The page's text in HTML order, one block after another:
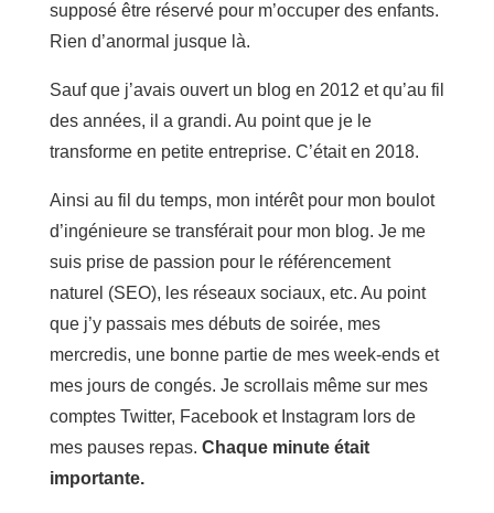
supposé être réservé pour m’occuper des enfants.
Rien d’anormal jusque là.
Sauf que j’avais ouvert un blog en 2012 et qu’au fil
des années, il a grandi. Au point que je le
transforme en petite entreprise. C’était en 2018.
Ainsi au fil du temps, mon intérêt pour mon boulot
d’ingénieure se transférait pour mon blog. Je me
suis prise de passion pour le référencement
naturel (SEO), les réseaux sociaux, etc. Au point
que j’y passais mes débuts de soirée, mes
mercredis, une bonne partie de mes week-ends et
mes jours de congés. Je scrollais même sur mes
comptes Twitter, Facebook et Instagram lors de
mes pauses repas. Chaque minute était
importante.